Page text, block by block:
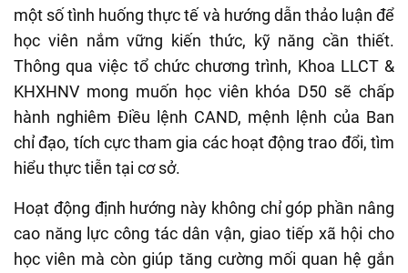
một số tình huống thực tế và hướng dẫn thảo luận để
học viên nắm vững kiến thức, kỹ năng cần thiết.
Thông qua việc tổ chức chương trình, Khoa LLCT &
KHXHNV mong muốn học viên khóa D50 sẽ chấp
hành nghiêm Điều lệnh CAND, mệnh lệnh của Ban
chỉ đạo, tích cực tham gia các hoạt động trao đổi, tìm
hiểu thực tiễn tại cơ sở.
Hoạt động định hướng này không chỉ góp phần nâng
cao năng lực công tác dân vận, giao tiếp xã hội cho
học viên mà còn giúp tăng cường mối quan hệ gắn